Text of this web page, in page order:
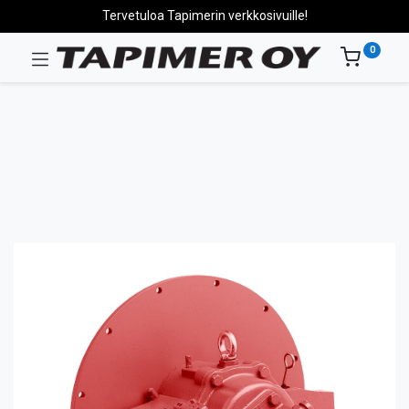
Tervetuloa Tapimerin verkkosivuille!
0